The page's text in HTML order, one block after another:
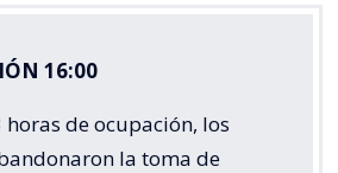
16:00
horas de ocupación, los
la toma de